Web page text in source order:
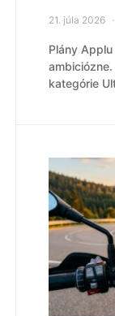
21. júla 2026
Plány
kategórie